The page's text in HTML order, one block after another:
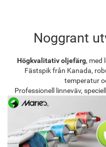
Noggrant
Högkvalitativ oljefärg, med
Fästspik från Kanada,
temperatur
Professionell linneväv,